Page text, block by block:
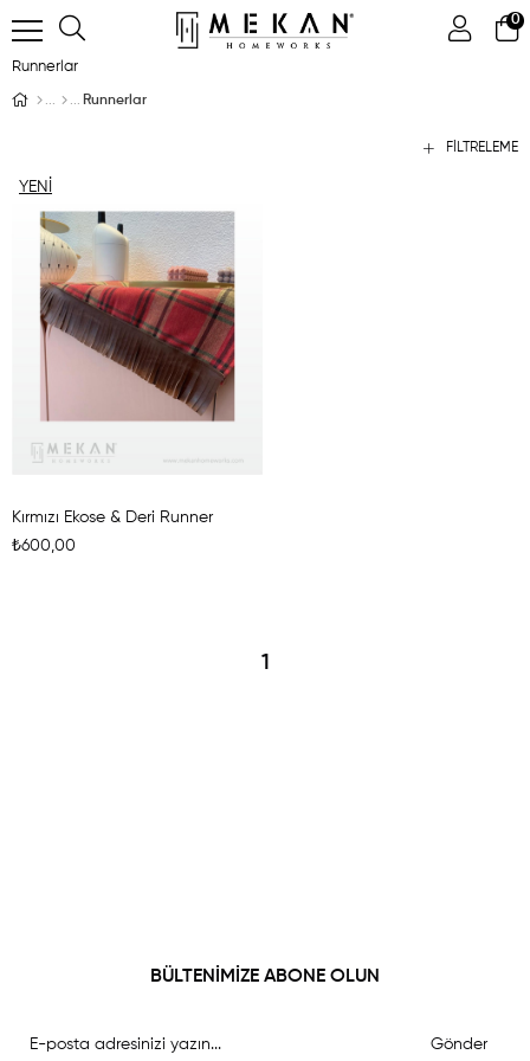
0
Runnerlar
Runnerlar
FILTRELEME
Kırmızı Ekose & Deri Runner
₺600,00
YENI
ÜRÜN
1
BÜLTENİMİZE ABONE OLUN
Gönder